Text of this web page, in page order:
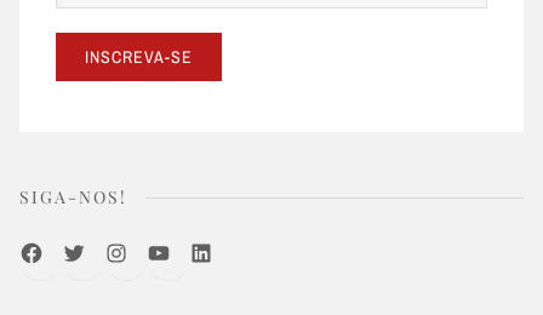
SIGA-NOS!
FacebookTwitterInstagramYoutubeLinkedIn